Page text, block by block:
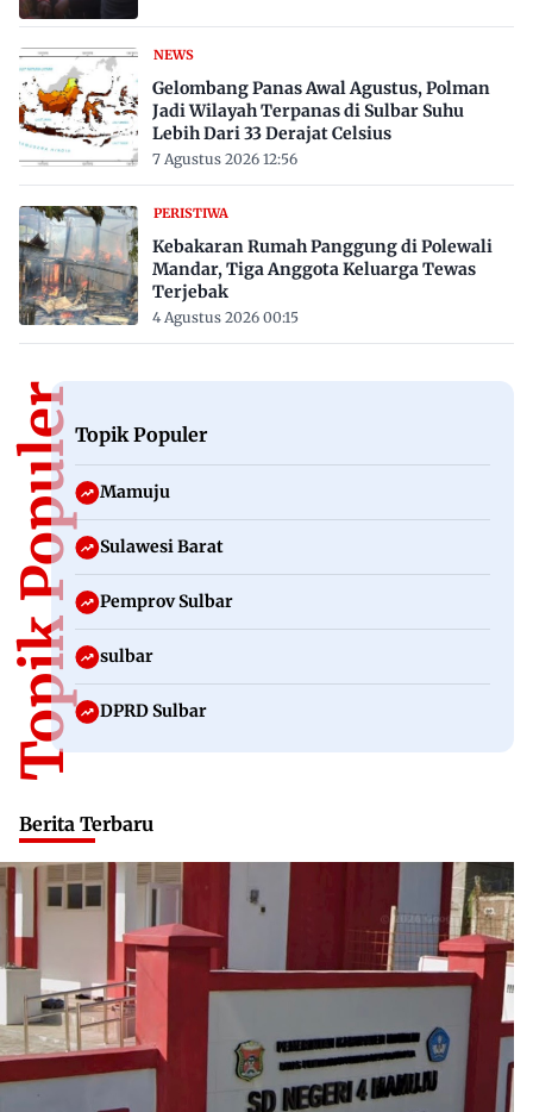
NEWS
Gelombang Panas Awal Agustus, Polman
Jadi Wilayah Terpanas di Sulbar Suhu
Lebih Dari 33 Derajat Celsius
7 Agustus 2026 12:56
PERISTIWA
Kebakaran Rumah Panggung di Polewali
Mandar, Tiga Anggota Keluarga Tewas
Terjebak
4 Agustus 2026 00:15
Topik PopulerTopik Populer
Mamuju
Sulawesi Barat
Pemprov Sulbar
sulbar
DPRD Sulbar
Berita Terbaru